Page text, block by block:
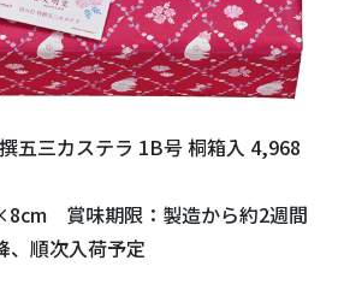
五三カステラ 1B号 桐箱入 4,968
m 賞味期限：製造から約2週間
順次入荷予定